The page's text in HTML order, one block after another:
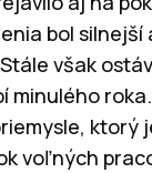
bol
však
minulého
voľných